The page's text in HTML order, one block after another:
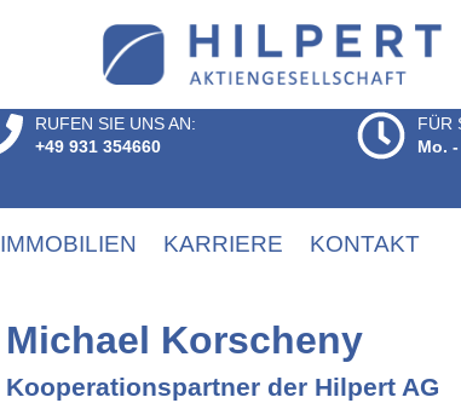
RUFEN SIE UNS AN:
+49 931 354660
FÜR
Mo.
IMMOBILIEN KARRIERE KONTAKT
Michael Korscheny
Kooperationspartner der Hilpert AG